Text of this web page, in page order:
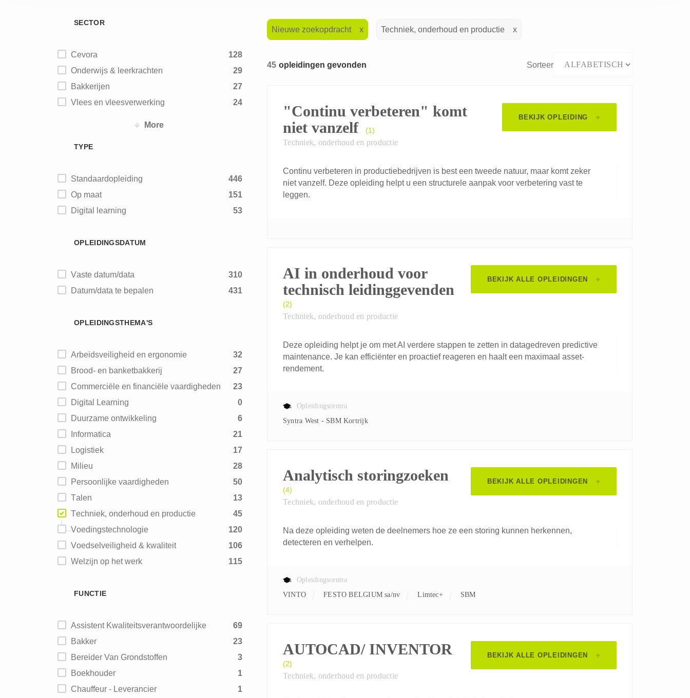
SECTOR
Cevora
128
Onderwijs & leerkrachten
29
Bakkerijen
27
Vlees en vleesverwerking
24
Zuivel
Maalderijen
3
Diervoeding
12
Chocolade - biscuits – snoep
2
Brouwerijen
More
TYPE
Standaardopleiding
446
Op maat
151
Digital learning
53
OPLEIDINGSDATUM
Vaste datum/data
310
Datum/data te bepalen
431
OPLEIDINGSTHEMA'S
Arbeidsveiligheid en ergonomie
32
Brood- en banketbakkerij
27
Commerciële en financiële vaardigheden
23
Digital Learning
0
Duurzame ontwikkeling
6
Informatica
21
Logistiek
17
Milieu
28
Persoonlijke vaardigheden
50
Talen
13
Techniek, onderhoud en productie
45
Voedingstechnologie
120
Voedselveiligheid & kwaliteit
106
Welzijn op het werk
115
FUNCTIE
Assistent Kwaliteitsverantwoordelijke
69
Bakker
23
Bereider Van Grondstoffen
3
Boekhouder
1
Chauffeur - Leverancier
1
Nieuwe zoekopdracht Techniek, onderhoud en productie
45 opleidingen gevonden Sorteer
BEKIJK OPLEIDING
"Continu verbeteren" komt
niet vanzelf
(1)
Techniek, onderhoud en productie
Continu verbeteren in productiebedrijven is best een tweede natuur, maar komt zeker
niet vanzelf. Deze opleiding helpt u een structurele aanpak voor verbetering vast te
leggen.
BEKIJK ALLE OPLEIDINGEN
AI in onderhoud voor
technisch leidinggevenden
(2)
Techniek, onderhoud en productie
Deze opleiding helpt je om met AI verdere stappen te zetten in datagedreven predictive
maintenance. Je kan efficiënter en proactief reageren en haalt een maximaal asset-
rendement.
Opleidingscentra
Syntra West - SBM Kortrijk
BEKIJK ALLE OPLEIDINGEN
Analytisch storingzoeken
(4)
Techniek, onderhoud en productie
Na deze opleiding weten de deelnemers hoe ze een storing kunnen herkennen,
detecteren en verhelpen.
Opleidingscentra
VINTO
FESTO BELGIUM sa/nv Limtec+ SBM
BEKIJK ALLE OPLEIDINGEN
AUTOCAD/ INVENTOR
(2)
Techniek, onderhoud en productie